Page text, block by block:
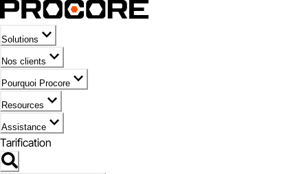
Solutions
Nos clients
Pourquoi Procore
Resources
Assistance
Tarification